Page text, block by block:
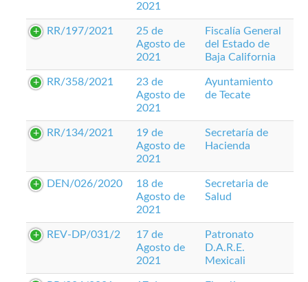
2021
RR/197/2021
25 de
Agosto de
2021
Fiscalía General
del Estado de
Baja California
RR/358/2021
23 de
Agosto de
2021
Ayuntamiento
de Tecate
RR/134/2021
19 de
Agosto de
2021
Secretaría de
Hacienda
DEN/026/2020
18 de
Agosto de
2021
Secretaria de
Salud
REV-DP/031/2
17 de
Agosto de
2021
Patronato
D.A.R.E.
Mexicali